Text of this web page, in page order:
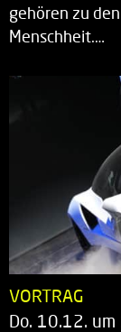
gehören zu
Menschheit.…
VORTRAG
Do. 10.12.